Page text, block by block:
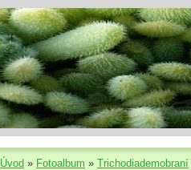
Úvod » Fotoalbum » Trichodiademobraní